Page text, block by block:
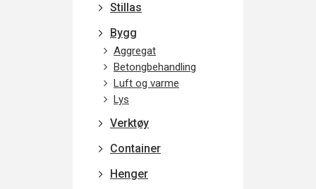
Stillas
Bygg
Aggregat
Betongbehandling
Luft og varme
Lys
Verktøy
Container
Henger